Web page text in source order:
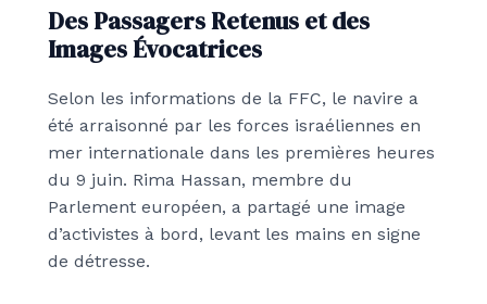
Des Passagers Retenus et des
Images Évocatrices
Selon les informations de la FFC, le navire a
été arraisonné par les forces israéliennes en
mer internationale dans les premières heures
du 9 juin. Rima Hassan, membre du
Parlement européen, a partagé une image
d’activistes à bord, levant les mains en signe
de détresse.